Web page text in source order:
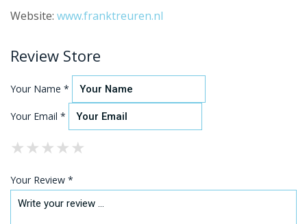
Website: www.franktreuren.nl
Review Store
Your Name *
Your Email *
★
★★
★★★
★★★★
★★★★★
Your Review *